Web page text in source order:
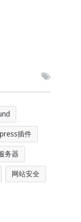
插件
务器
网站安全